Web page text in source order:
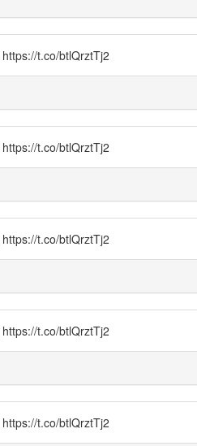
t.co/btlQrztTj2
t.co/btlQrztTj2
t.co/btlQrztTj2
t.co/btlQrztTj2
t.co/btlQrztTj2